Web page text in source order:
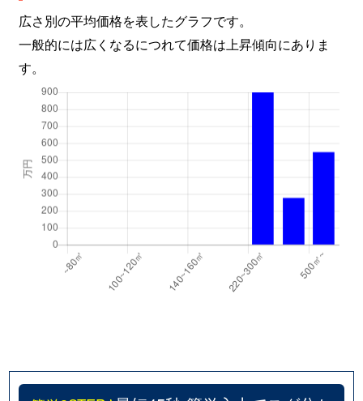
広さ別の平均価格を表したグラフです。
一般的には広くなるにつれて価格は上昇傾向にありま
す。